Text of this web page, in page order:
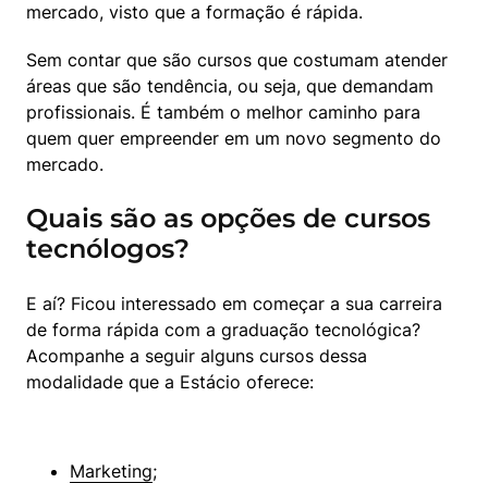
mercado, visto que a formação é rápida.
Sem contar que são cursos que costumam atender
áreas que são tendência, ou seja, que demandam
profissionais. É também o melhor caminho para
quem quer empreender em um novo segmento do
mercado.
Quais são as opções de cursos
tecnólogos?
E aí? Ficou interessado em começar a sua carreira
de forma rápida com a graduação tecnológica?
Acompanhe a seguir alguns cursos dessa
modalidade que a Estácio oferece:
Marketing;